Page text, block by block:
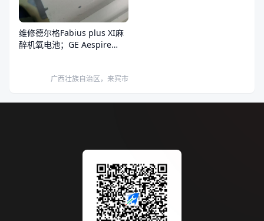
维修德尔格Fabius plus XI麻
醉机氧电池；GE Aespire
广西壮族自治区，来宾市